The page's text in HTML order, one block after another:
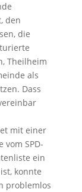
den
die
Theilheim
als
Dass
mit einer
SPD-
ein
konnte
problemlos